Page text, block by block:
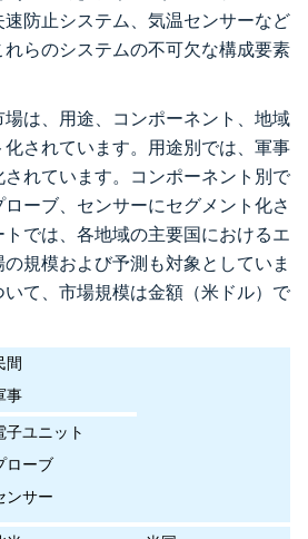
速防止システム、気温センサーなど
らのシステムの不可欠な構成要素
は、用途、コンポーネント、地域
されています。用途別では、軍事
れています。コンポーネント別で
ーブ、センサーにセグメント化さ
では、各地域の主要国におけるエ
規模および予測も対象としていま
て、市場規模は金額（米ドル）で
間
事
子ユニット
ローブ
ンサー